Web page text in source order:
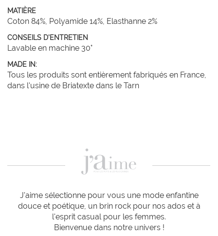
MATIÈRE
Coton 84%, Polyamide 14%, Elasthanne 2%
CONSEILS D'ENTRETIEN
Lavable en machine 30°
MADE IN:
Tous les produits sont entièrement fabriqués en France,
dans l'usine de Briatexte dans le Tarn
J'aime sélectionne pour vous une mode enfantine
douce et poétique, un brin rock pour nos ados et à
l'esprit casual pour les femmes.
Bienvenue dans notre univers !